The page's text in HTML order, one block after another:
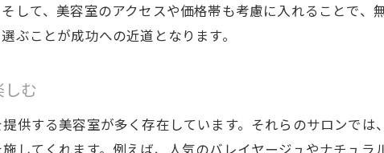
して、美容室のアクセスや価格帯も考慮に入れることで、
ぶことが成功への近道となります。
しむ
供する美容室が多く存在しています。それらのサロンでは
してくれます。例えば、人気のバレイヤージュやナチュラ